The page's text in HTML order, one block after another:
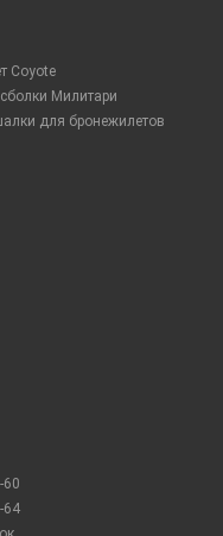
Coyote
Милитари
для бронежилетов
60
64